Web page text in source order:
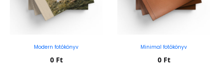
Modern fotókönyv
0 Ft
Minimal fotókönyv
0 Ft